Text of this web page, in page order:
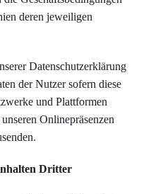
deren jeweiligen
Datenschutzerklärung
der Nutzer sofern diese
und Plattformen
Onlinepräsenzen
Dritter